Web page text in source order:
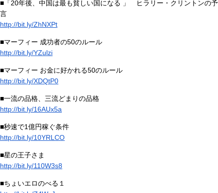
■「20年後、中国は最も貧しい国になる 」 ヒラリー・クリントンの予
言
http://bit.ly/ZhNXPt
■マーフィー 成功者の50のルール
http://bit.ly/YZulzi
■マーフィー お金に好かれる50のルール
http://bit.ly/XDQtP0
■一流の品格、三流どまりの品格
http://bit.ly/16AUx5a
■秒速で1億円稼ぐ条件
http://bit.ly/10YRLCO
■星の王子さま
http://bit.ly/110W3s8
■ちょいエロのべる１